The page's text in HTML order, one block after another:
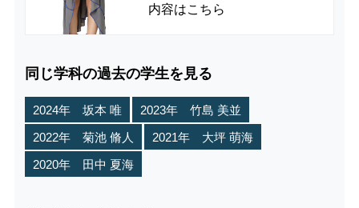
内容はこちら
同じ学科の過去の学生を見る
2024年 坂本 唯 2023年 竹島 美並
2022年 菊池 脩人 2021年 大坪 萌海
2020年 田中 夏海